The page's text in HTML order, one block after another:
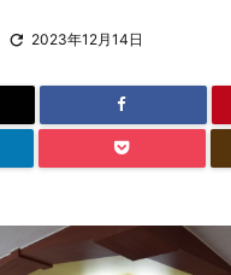
 2023年12月14日